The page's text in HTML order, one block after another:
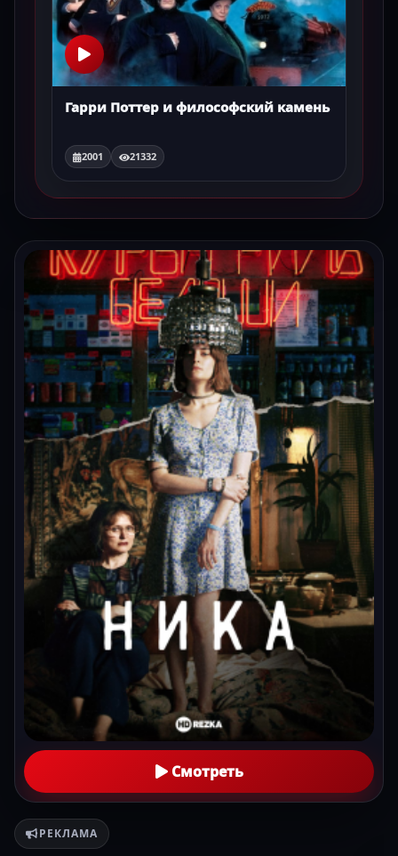
Гарри Поттер и философский камень
2001 21332
Смотреть
РЕКЛАМА